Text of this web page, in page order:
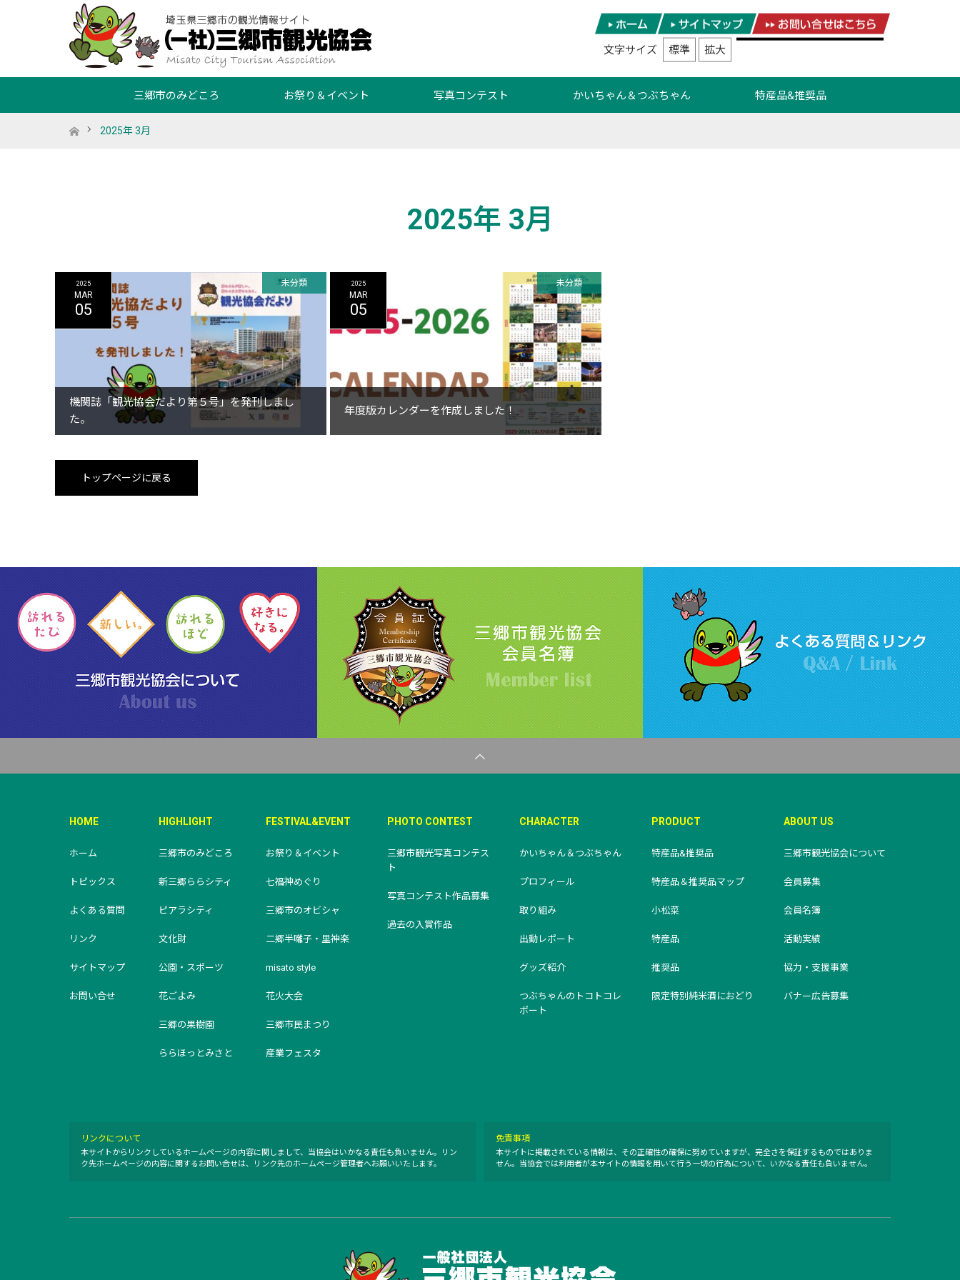
文字サイズ 標準 拡大
三郷市のみどころ お祭り＆イベント 写真コンテスト かいちゃん＆つぶちゃん 特産品&推奨品
ホーム2025年 3月
2025年 3月
機関誌「観光協会だより第５号」を発刊しまし
た。
2025
MAR
05
未分類
年度版カレンダーを作成しました！
2025
MAR
05
未分類
トップページに戻る
HOME
ホーム
トピックス
よくある質問
リンク
サイトマップ
お問い合せ
HIGHLIGHT
三郷市のみどころ
新三郷ららシティ
ピアラシティ
文化財
公園・スポーツ
花ごよみ
三郷の果樹園
ららほっとみさと
FESTIVAL&EVENT
お祭り＆イベント
七福神めぐり
三郷市のオビシャ
二郷半囃子・里神楽
misato style
花火大会
三郷市民まつり
産業フェスタ
PHOTO CONTEST
三郷市観光写真コンテス
ト
写真コンテスト作品募集
過去の入賞作品
CHARACTER
かいちゃん＆つぶちゃん
プロフィール
取り組み
出動レポート
グッズ紹介
つぶちゃんのトコトコレ
ポート
PRODUCT
特産品&推奨品
特産品＆推奨品マップ
小松菜
特産品
推奨品
限定特別純米酒におどり
ABOUT US
三郷市観光協会について
会員募集
会員名簿
活動実績
協力・支援事業
バナー広告募集
リンクについて
本サイトからリンクしているホームページの内容に関しまして、当協会はいかなる責任も負いません。リン
ク先ホームページの内容に関するお問い合せは、リンク先のホームページ管理者へお願いいたします。
免責事項
本サイトに掲載されている情報は、その正確性の確保に努めていますが、完全さを保証するものではありま
せん。当協会では利用者が本サイトの情報を用いて行う一切の行為について、いかなる責任も負いません。